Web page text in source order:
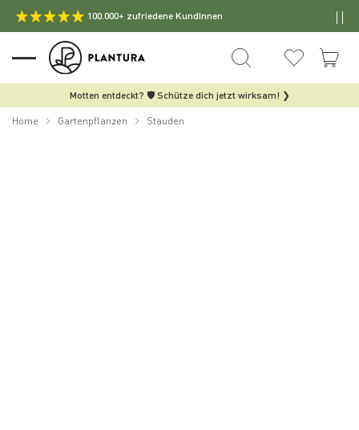
100.000+ zufriedene KundInnen
Motten entdeckt? 🛡️ Schütze dich jetzt wirksam! ❯
Home Gartenpflanzen Stauden